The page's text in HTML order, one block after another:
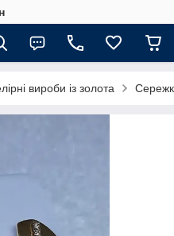
вироби із золота